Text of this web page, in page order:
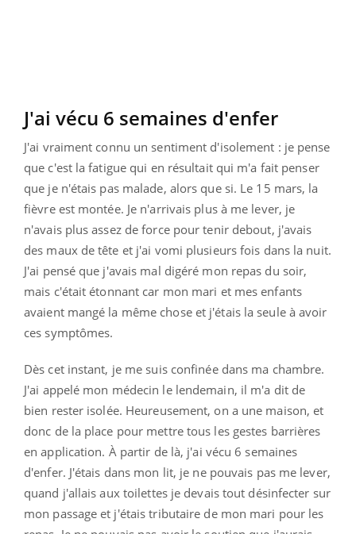
J'ai vécu 6 semaines d'enfer
J'ai vraiment connu un sentiment d'isolement : je pense
que c'est la fatigue qui en résultait qui m'a fait penser
que je n'étais pas malade, alors que si. Le 15 mars, la
fièvre est montée. Je n'arrivais plus à me lever, je
n'avais plus assez de force pour tenir debout, j'avais
des maux de tête et j'ai vomi plusieurs fois dans la nuit.
J'ai pensé que j'avais mal digéré mon repas du soir,
mais c'était étonnant car mon mari et mes enfants
avaient mangé la même chose et j'étais la seule à avoir
ces symptômes.
Dès cet instant, je me suis confinée dans ma chambre.
J'ai appelé mon médecin le lendemain, il m'a dit de
bien rester isolée. Heureusement, on a une maison, et
donc de la place pour mettre tous les gestes barrières
en application. À partir de là, j'ai vécu 6 semaines
d'enfer. J'étais dans mon lit, je ne pouvais pas me lever,
quand j'allais aux toilettes je devais tout désinfecter sur
mon passage et j'étais tributaire de mon mari pour les